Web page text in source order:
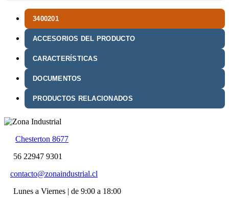
3400201
ACCESORIOS DEL PRODUCTO
CARACTERÍSTICAS
DOCUMENTOS
PRODUCTOS RELACIONADOS
Chesterton 8677
56 22947 9301
contacto@zonaindustrial.cl
Lunes a Viernes | de 9:00 a 18:00